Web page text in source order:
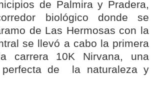
de Palmira y Pradera,
biológico donde se
de Las Hermosas con la
se llevó a cabo la primera
carrera 10K Nirvana, una
perfecta de la naturaleza y